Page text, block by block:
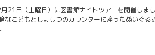
21日（土曜日）に図書館ナイトツアーを開催しま
こどもとしょしつのカウンターに座ったぬいぐる